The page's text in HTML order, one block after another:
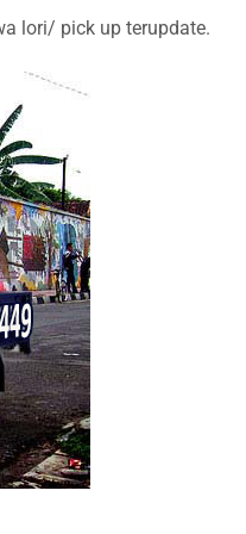
lori/ pick up terupdate.